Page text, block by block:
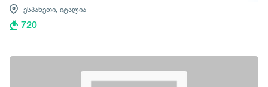
ესპანეთი, იტალია
720